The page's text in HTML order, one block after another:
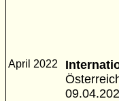
April 2022